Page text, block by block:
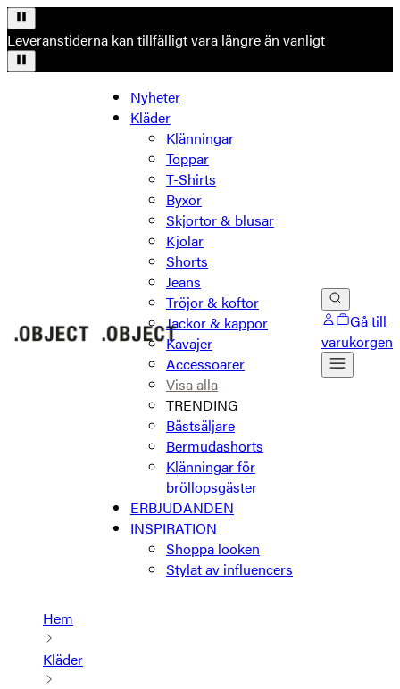
Leveranstiderna kan tillfälligt vara längre än vanligt
Nyheter
Kläder
Klänningar
Toppar
T-Shirts
Byxor
Skjortor & blusar
Kjolar
Shorts
Jeans
Tröjor & koftor
Jackor & kappor
Kavajer
Accessoarer
Visa alla
TRENDING
Bästsäljare
Bermudashorts
Klänningar för
bröllopsgäster
ERBJUDANDEN
INSPIRATION
Shoppa looken
Stylat av influencers
Gå till
varukorgen
Hem
Kläder